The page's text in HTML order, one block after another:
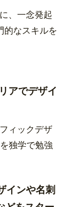
、一念発起
的なスキルを
アでデザイ
ィックデザ
独学で勉強
インや名刺